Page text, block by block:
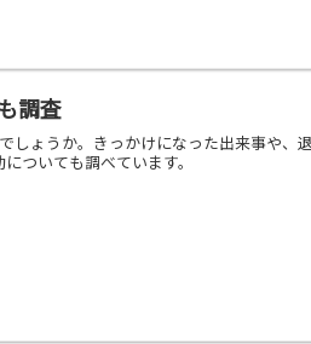
調査
しょうか。きっかけになった出来事や、
ついても調べています。